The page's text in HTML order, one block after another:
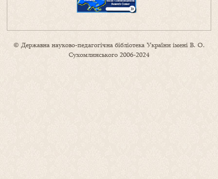
© Державна науково-педагогічна бібліотека України імені В. О.
Сухомлинського 2006-2024